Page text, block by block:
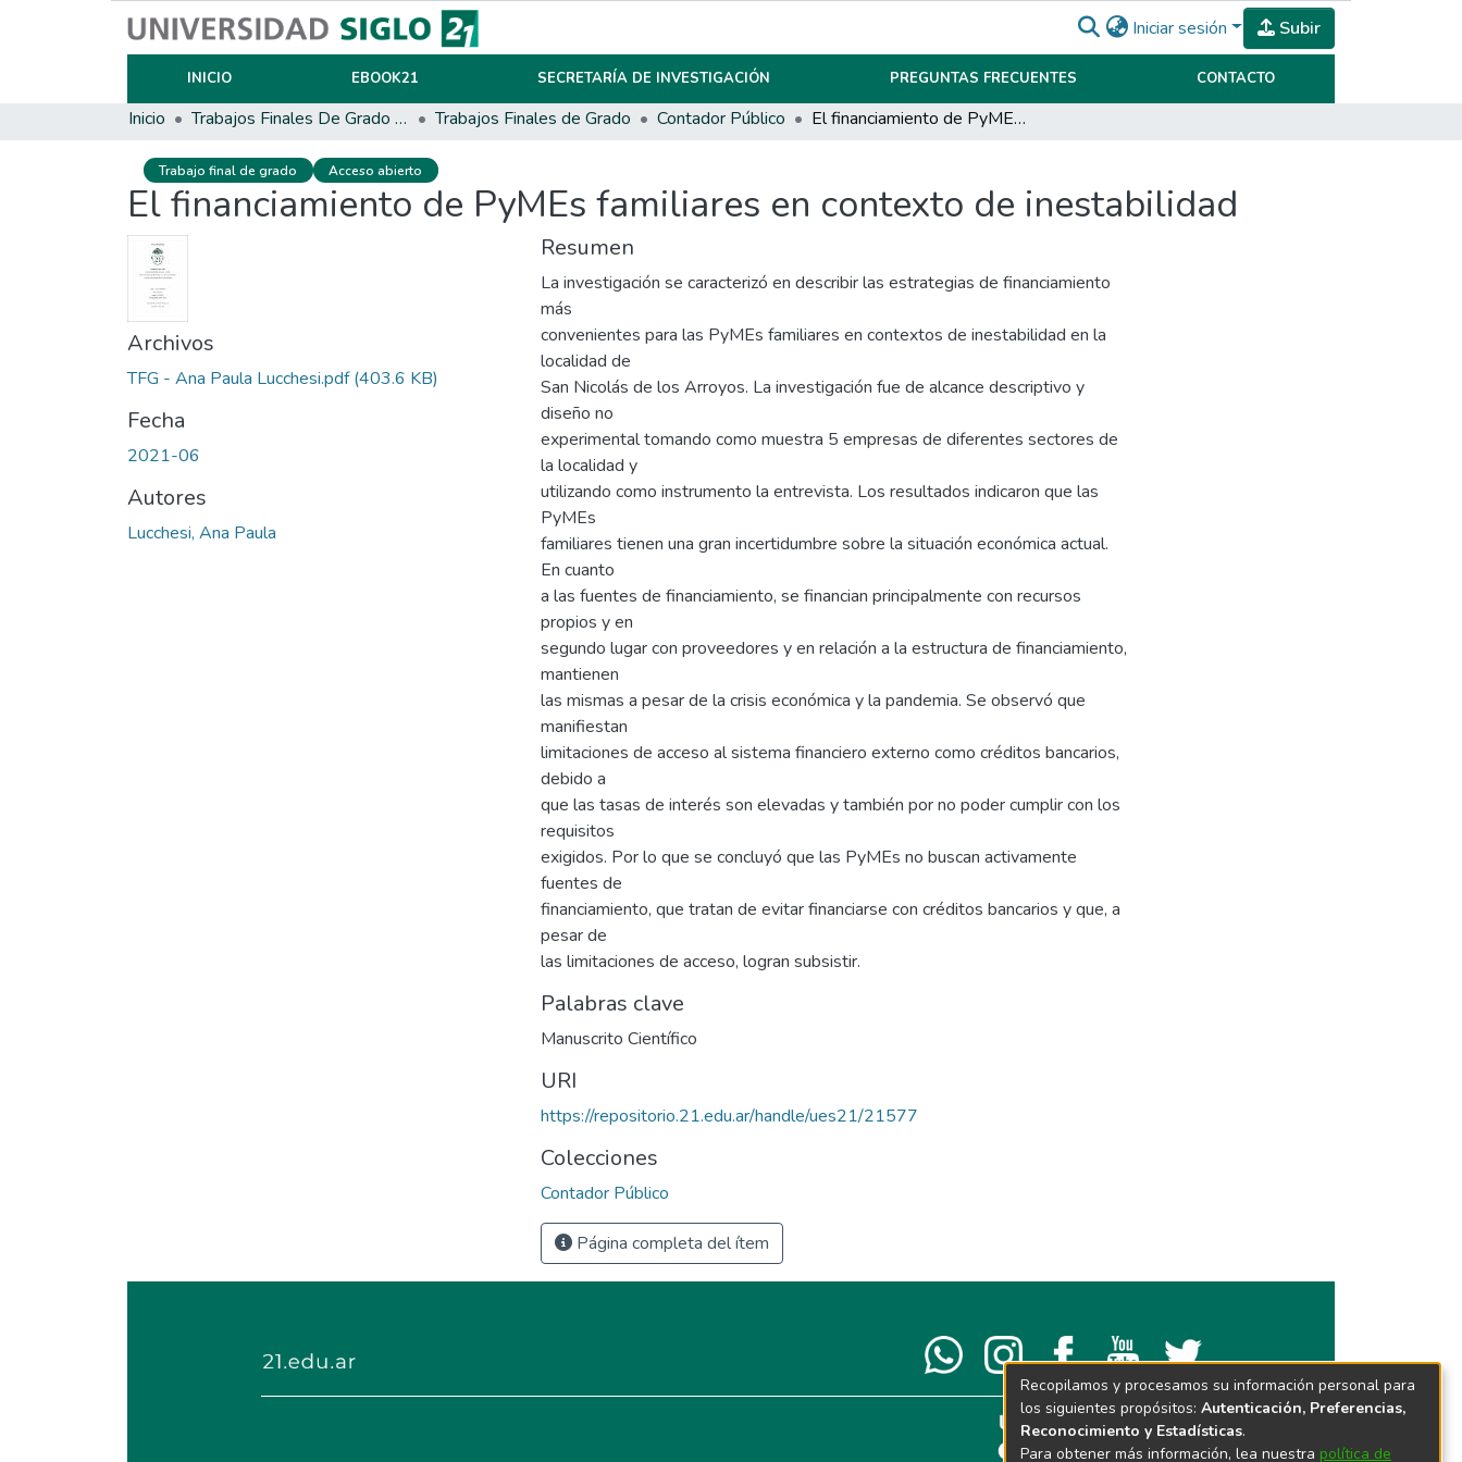
Iniciar sesión Subir
INICIO EBOOK21 SECRETARÍA DE INVESTIGACIÓN PREGUNTAS FRECUENTES CONTACTO
Inicio Trabajos Finales De Grado Y Posgrado Trabajos Finales de Grado Contador Público El financiamiento de PyMEs familiares en contexto de inestabilidad
Trabajo final de grado Acceso abierto
El financiamiento de PyMEs familiares en contexto de inestabilidad
Archivos
TFG - Ana Paula Lucchesi.pdf(403.6 KB)
Fecha
2021-06
Autores
Lucchesi, Ana Paula
Resumen
La investigación se caracterizó en describir las estrategias de financiamiento
más
convenientes para las PyMEs familiares en contextos de inestabilidad en la
localidad de
San Nicolás de los Arroyos. La investigación fue de alcance descriptivo y
diseño no
experimental tomando como muestra 5 empresas de diferentes sectores de
la localidad y
utilizando como instrumento la entrevista. Los resultados indicaron que las
PyMEs
familiares tienen una gran incertidumbre sobre la situación económica actual.
En cuanto
a las fuentes de financiamiento, se financian principalmente con recursos
propios y en
segundo lugar con proveedores y en relación a la estructura de financiamiento,
mantienen
las mismas a pesar de la crisis económica y la pandemia. Se observó que
manifiestan
limitaciones de acceso al sistema financiero externo como créditos bancarios,
debido a
que las tasas de interés son elevadas y también por no poder cumplir con los
requisitos
exigidos. Por lo que se concluyó que las PyMEs no buscan activamente
fuentes de
financiamiento, que tratan de evitar financiarse con créditos bancarios y que, a
pesar de
las limitaciones de acceso, logran subsistir.
Palabras clave
Manuscrito Científico
URI
https://repositorio.21.edu.ar/handle/ues21/21577
Colecciones
Contador Público
Página completa del ítem
Recopilamos y procesamos su información personal para
los siguientes propósitos: Autenticación, Preferencias,
Reconocimiento y Estadísticas.
Para obtener más información, lea nuestra política de